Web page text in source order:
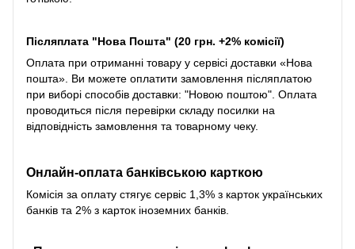
Післяплата "Нова Пошта" (20 грн. +2% комісії)
Оплата при отриманні товару у сервісі доставки «Нова
пошта». Ви можете оплатити замовлення післяплатою
при виборі способів доставки: "Новою поштою". Оплата
проводиться після перевірки складу посилки на
відповідність замовлення та товарному чеку.
Онлайн-оплата банківською карткою
Комісія за оплату стягує сервіс 1,3% з карток українських
банків та 2% з карток іноземних банків.